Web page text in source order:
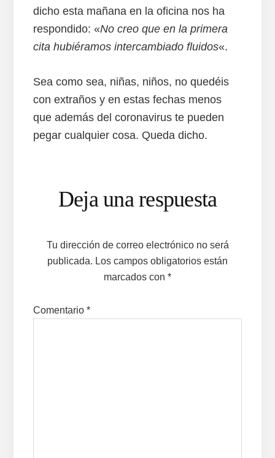
dicho esta mañana en la oficina nos ha
respondido: «No creo que en la primera
cita hubiéramos intercambiado fluidos«.
Sea como sea, niñas, niños, no quedéis
con extraños y en estas fechas menos
que además del coronavirus te pueden
pegar cualquier cosa. Queda dicho.
con
los
lectores
Deja una respuesta
Tu dirección de correo electrónico no será
publicada. Los campos obligatorios están
marcados con *
Comentario *